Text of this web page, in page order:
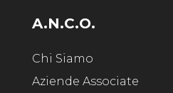
A.N.C.O.
Chi Siamo
Aziende Associate